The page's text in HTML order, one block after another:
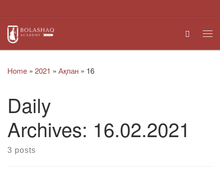
Search
Home » 2021 » Ақпан » 16
Daily
Archives: 16.02.2021
3 posts